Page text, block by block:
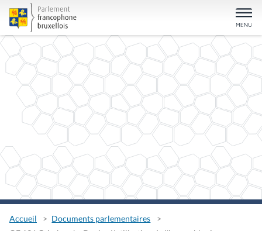
Accueil
Documents parlementaires